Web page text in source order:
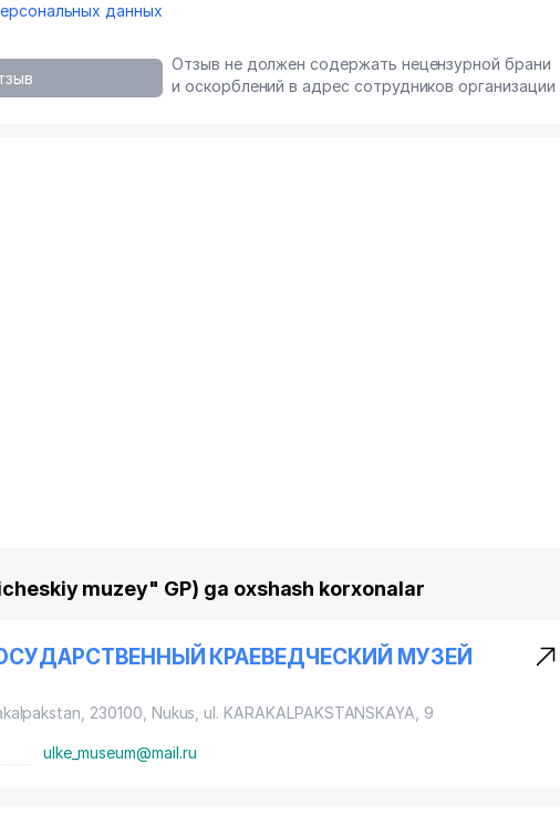
данных
Отзыв не должен содержать нецензурной брани
и оскорблений в адрес сотрудников организации
muzey" GP) ga oxshash korxonalar
КРАЕВЕДЧЕСКИЙ МУЗЕЙ
230100, Nukus, ul. KARAKALPAKSTANSKAYA , 9
ulke_museum@mail.ru